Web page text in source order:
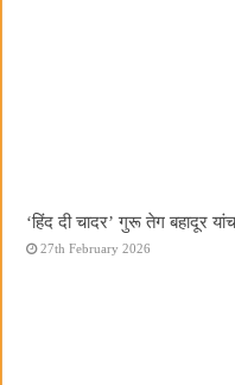
‘हिंद दी चादर’ गुरू तेग बहादूर
27th February 2026